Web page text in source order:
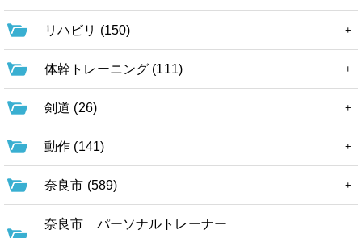
リハビリ (150)
体幹トレーニング (111)
剣道 (26)
動作 (141)
奈良市 (589)
奈良市 パーソナルトレーナー